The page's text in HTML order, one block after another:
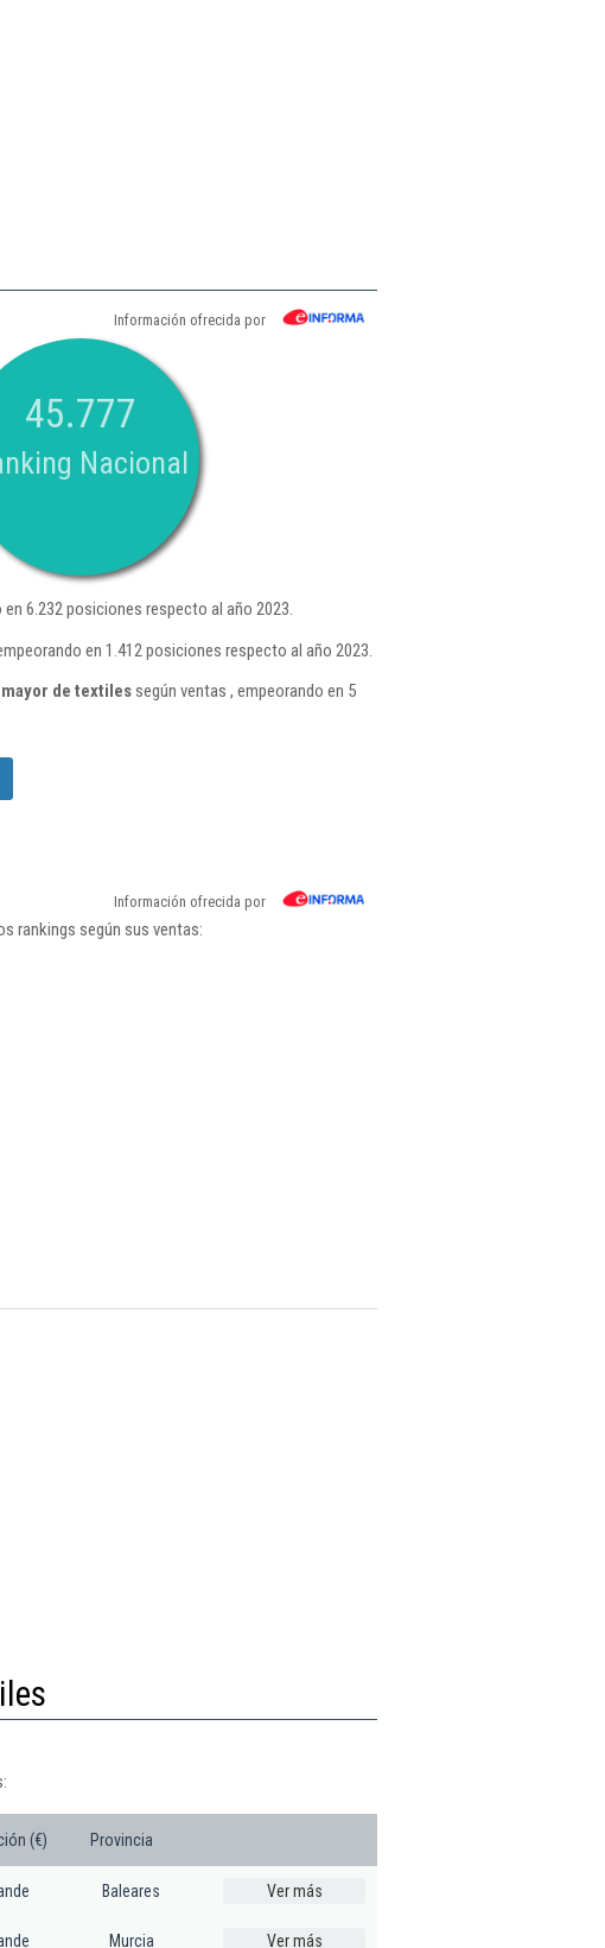
Información ofrecida por
45.777
Nacional
6.232 posiciones respecto al año 2023.
en 1.412 posiciones respecto al año 2023.
de textilessegún ventas , empeorando en 5
Información ofrecida por
rankings según sus ventas:
(€) Provincia
Baleares Ver más
Murcia Ver más